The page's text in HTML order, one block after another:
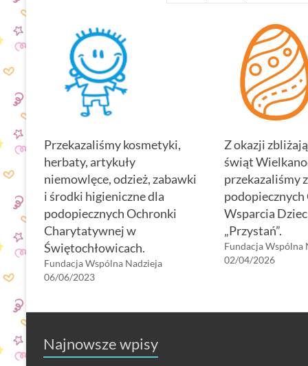
Przekazaliśmy kosmetyki,
herbaty, artykuły
niemowlęce, odzież, zabawki
i środki higieniczne dla
podopiecznych Ochronki
Charytatywnej w
Świętochłowicach.
Fundacja Wspólna Nadzieja
06/06/2023
Z okazji
świąt
przekazaliśmy
Wsparcia
„Przystań”.
Fundacja Wspólna
02/04/2026
Najnowsze wpisy